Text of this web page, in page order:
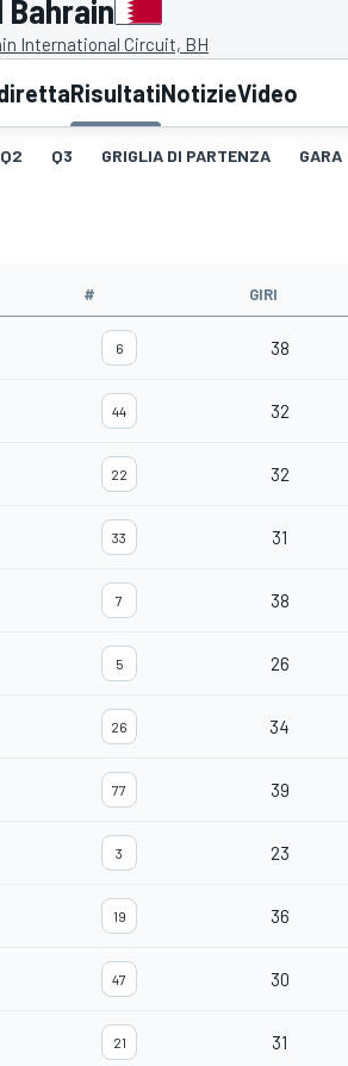
Bahrain
International Circuit, BH
RisultatiNotizieVideo
Q2 Q3 GRIGLIA DI PARTENZA GARA
# GIRI
6 38
44 32
22 32
33 31
7 38
5 26
26 34
77 39
3 23
19 36
47 30
21 31